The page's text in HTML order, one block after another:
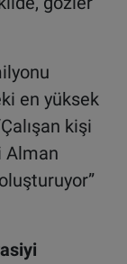
en yüksek
kişi
Alman